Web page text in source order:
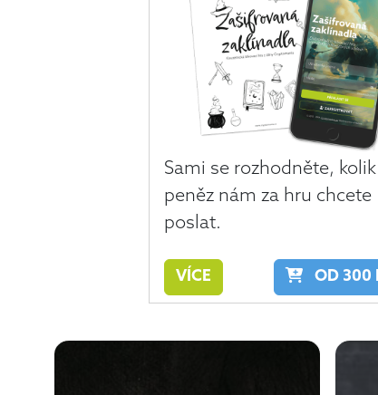
Sami se rozhodněte, kolik
peněz nám za hru chcete
poslat.
VÍCE OD 300